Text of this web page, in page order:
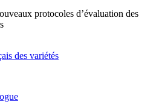
protocoles d’évaluation des
des variétés